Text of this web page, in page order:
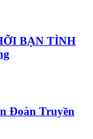
BẠN TÌNH
Đoàn Truyền